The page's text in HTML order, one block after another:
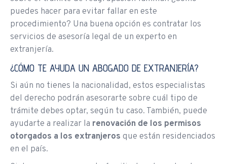
puedes hacer para evitar fallar en este
procedimiento? Una buena opción es contratar los
servicios de asesoría legal de un experto en
extranjería.
¿CÓMO TE AYUDA UN ABOGADO DE EXTRANJERÍA?
Si aún no tienes la nacionalidad, estos especialistas
del derecho podrán asesorarte sobre cuál tipo de
trámite debes optar, según tu caso. También, puede
ayudarte a realizar la renovación de los permisos
otorgados a los extranjeros que están residenciados
en el país.